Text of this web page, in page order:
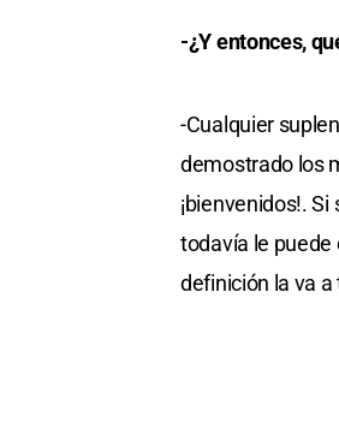
-¿Y entonces,
-Cualquier
demostrado los
¡bienvenidos!.
todavía le puede
definición la va